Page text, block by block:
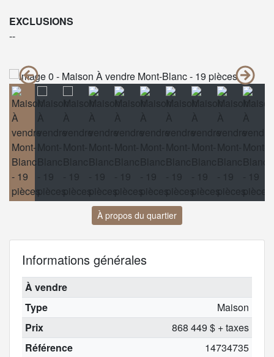
EXCLUSIONS
--
À propos du quartier
Informations générales
À vendre
Type
Maison
Prix
868 449 $ + taxes
Référence
14734735